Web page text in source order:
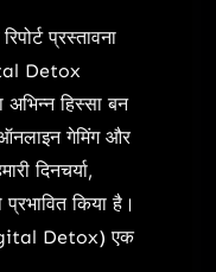
प्रस्तावना
Detox
हिस्सा बन
गेमिंग और
दिनचर्या,
किया है।
Detox) एक